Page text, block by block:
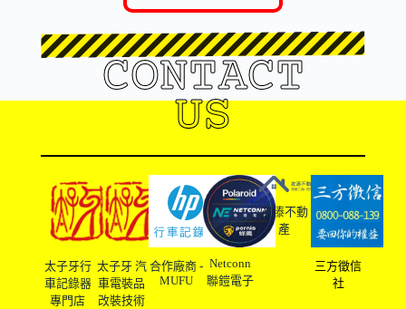
CONTACT
US
太子牙行
車記錄器
專門店
太子牙 汽
車電裝品
改裝技術
合作廠商 -
MUFU
Netconn
聯鎧電子
友溙不動
產
三方徵信
社